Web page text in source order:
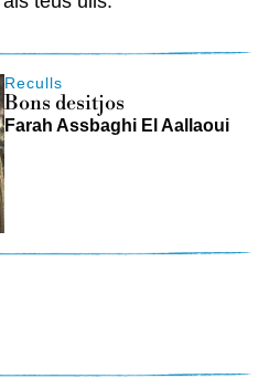
Reculls
Bons desitjos
Farah Assbaghi El Aallaoui